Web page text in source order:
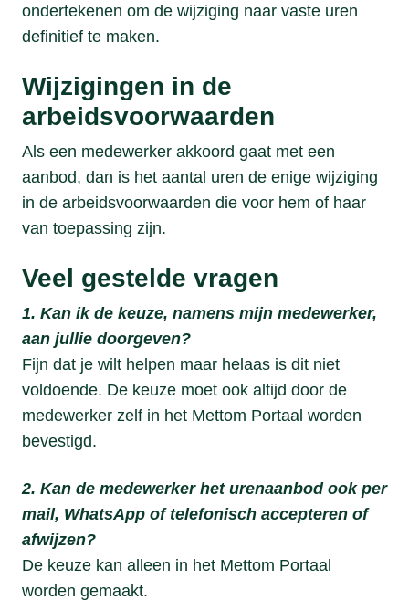
ondertekenen om de wijziging naar vaste uren
definitief te maken.
Wijzigingen in de
arbeidsvoorwaarden
Als een medewerker akkoord gaat met een
aanbod, dan is het aantal uren de enige wijziging
in de arbeidsvoorwaarden die voor hem of haar
van toepassing zijn.
Veel gestelde vragen
1. Kan ik de keuze, namens mijn medewerker,
aan jullie doorgeven?
Fijn dat je wilt helpen maar helaas is dit niet
voldoende. De keuze moet ook altijd door de
medewerker zelf in het Mettom Portaal worden
bevestigd.
2. Kan de medewerker het urenaanbod ook per
mail, WhatsApp of telefonisch accepteren of
afwijzen?
De keuze kan alleen in het Mettom Portaal
worden gemaakt.